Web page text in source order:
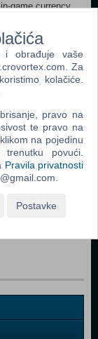
game currency,
i obrađuje vaše
Za
kolačiće.
pravo na
te pravo na
na pojedinu
povući.
Pravila privatnosti
Postavke